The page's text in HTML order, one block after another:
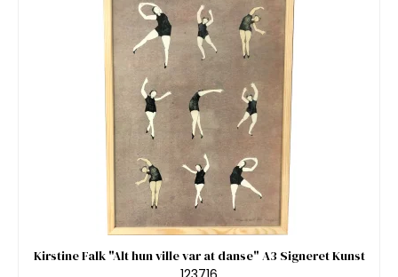
Kirstine Falk "Alt hun ville var at danse" A3 Signeret Kunst